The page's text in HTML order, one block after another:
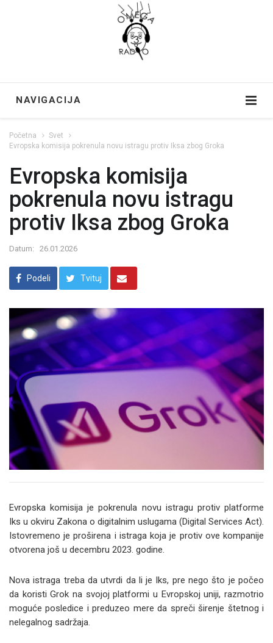
NAVIGACIJA
Početna
Svet
Evropska komisija pokrenula novu istragu protiv Iksa zbog Groka
Evropska komisija
pokrenula novu istragu
protiv Iksa zbog Groka
Datum: 26.01.2026
Podeli Tvituj
Evropska komisija je pokrenula novu istragu protiv platforme
Iks u okviru Zakona o digitalnim uslugama (Digital Services Act).
Istovremeno je proširena i istraga koja je protiv ove kompanije
otvorena još u decembru 2023. godine.
Nova istraga treba da utvrdi da li je Iks, pre nego što je počeo
da koristi Grok na svojoj platformi u Evropskoj uniji, razmotrio
moguće posledice i preduzeo mere da spreči širenje štetnog i
nelegalnog sadržaja.